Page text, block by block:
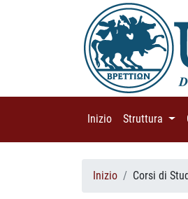
Inizio (current)
Struttura
Inizio Corsi di